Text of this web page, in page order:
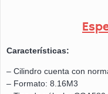
Características:
– Cilindro cuenta con
– Formato: 8.16M3